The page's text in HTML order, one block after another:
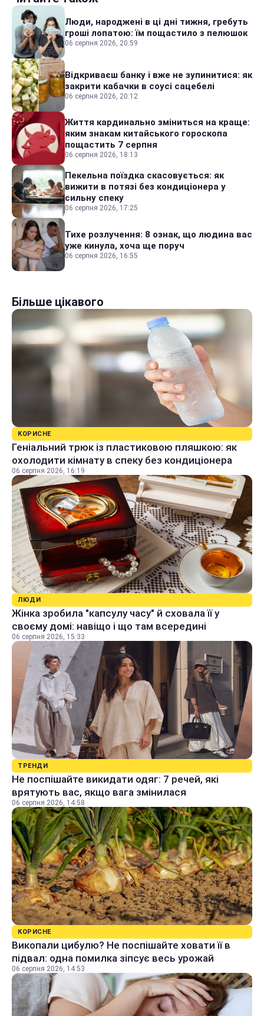
Люди, народжені в ці дні тижня, гребуть
гроші лопатою: їм пощастило з пелюшок
06 серпня 2026, 20:59
Відкриваєш банку і вже не зупинитися: як
закрити кабачки в соусі сацебелі
06 серпня 2026, 20:12
Життя кардинально зміниться на краще:
яким знакам китайського гороскопа
пощастить 7 серпня
06 серпня 2026, 18:13
Пекельна поїздка скасовується: як
вижити в потязі без кондиціонера у
сильну спеку
06 серпня 2026, 17:25
Тихе розлучення: 8 ознак, що людина вас
уже кинула, хоча ще поруч
06 серпня 2026, 16:55
Більше цікавого
КОРИСНЕ
Геніальний трюк із пластиковою пляшкою: як
охолодити кімнату в спеку без кондиціонера
06 серпня 2026, 16:19
ЛЮДИ
Жінка зробила "капсулу часу" й сховала її у
своєму домі: навіщо і що там всередині
06 серпня 2026, 15:33
ТРЕНДИ
Не поспішайте викидати одяг: 7 речей, які
врятують вас, якщо вага змінилася
06 серпня 2026, 14:58
КОРИСНЕ
Викопали цибулю? Не поспішайте ховати її в
підвал: одна помилка зіпсує весь урожай
06 серпня 2026, 14:53